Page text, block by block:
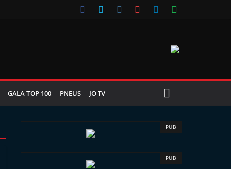
GALA TOP 100 PNEUS JO TV
PUB
PUB